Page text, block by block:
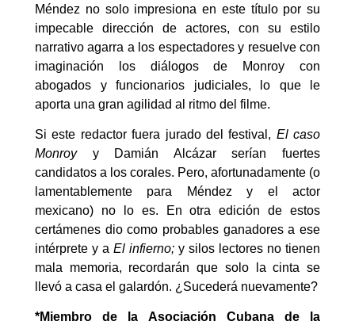
Méndez no solo impresiona en este título por su
impecable dirección de actores, con su estilo
narrativo agarra a los espectadores y resuelve con
imaginación los diálogos de Monroy con
abogados y funcionarios judiciales, lo que le
aporta una gran agilidad al ritmo del filme.
Si este redactor fuera jurado del festival, El caso
Monroyy Damián Alcázar serían fuertes
candidatos a los corales. Pero, afortunadamente (o
lamentablemente para Méndez y el actor
mexicano) no lo es. En otra edición de estos
certámenes dio como probables ganadores a ese
intérprete y a El infierno; y silos lectores no tienen
mala memoria, recordarán que solo la cinta se
llevó a casa el galardón. ¿Sucederá nuevamente?
*Miembro de la Asociación Cubana de la